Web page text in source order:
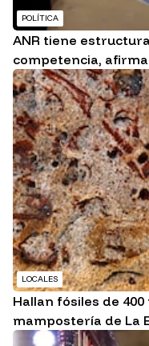
POLÍTICA
ANR tiene
competencia,
LOCALES
Hallan fósiles de
mampostería de La